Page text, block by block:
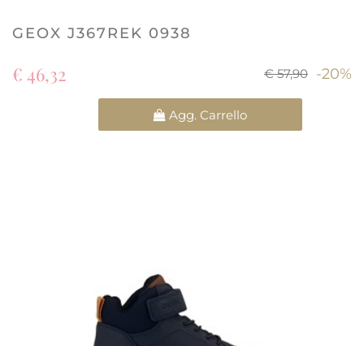
GEOX J367REK 0938
€ 57,90 -20%
€ 46,32
Agg. Carrello